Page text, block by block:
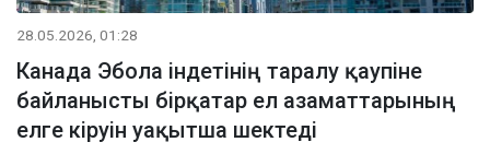
28.05.2026, 01:28
Канада Эбола індетінің таралу қаупіне
байланысты бірқатар ел азаматтарының
елге кіруін уақытша шектеді